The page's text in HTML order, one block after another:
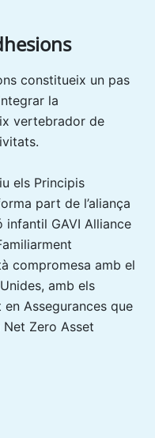
constitueix un pas
la
vertebrador de
els Principis
part de l’aliança
infantil GAVI Alliance
compromesa amb el
amb els
Assegurances que
Net Zero Asset